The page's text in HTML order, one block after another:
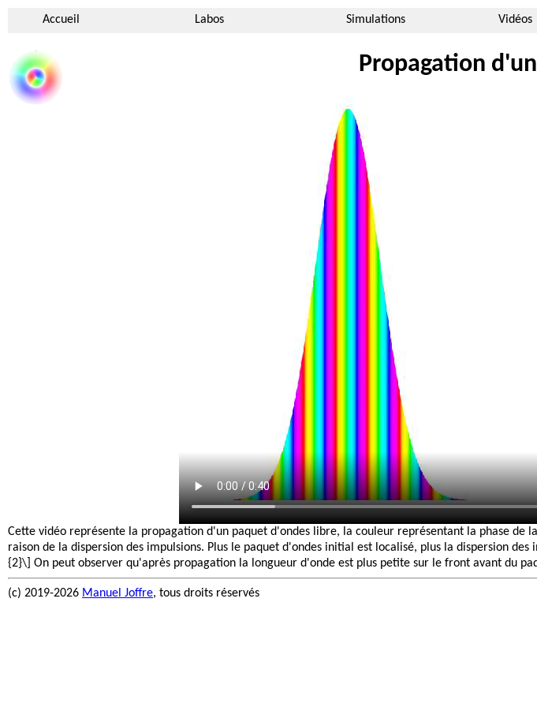
Accueil Labos Simulations Vidéos
Propagation
Cette vidéo représente la propagation d'un paquet d'ondes libre, la couleur représentant la phase
raison de la dispersion des impulsions. Plus le paquet d'ondes initial est localisé, plus la dispersion
{2}\] On peut observer qu'après propagation la longueur d'onde est plus petite sur le front avant du
(c) 2019-2026 Manuel Joffre, tous droits réservés